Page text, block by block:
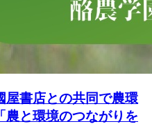
屋書店との共同で農環
農と環境のつながりを